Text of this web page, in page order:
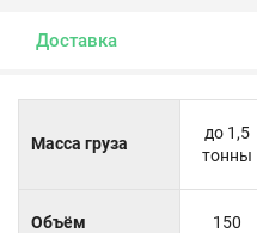
Доставка
Масса груза
до 1,5
тонны
Объём
150